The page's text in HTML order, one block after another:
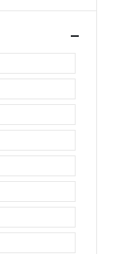
mm, 750